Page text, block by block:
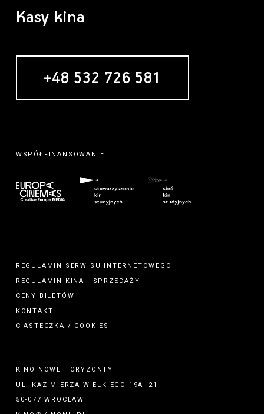
Kasy kina
+48 532 726 581
WSPÓŁFINANSOWANIE
REGULAMIN SERWISU INTERNETOWEGO
REGULAMIN KINA I
SPRZEDAŻY
CENY BILETÓW
KONTAKT
CIASTECZKA / COOKIES
KINO NOWE HORYZONTY
UL. KAZIMIERZA WIELKIEGO 19A–21
50-077 WROCŁAW